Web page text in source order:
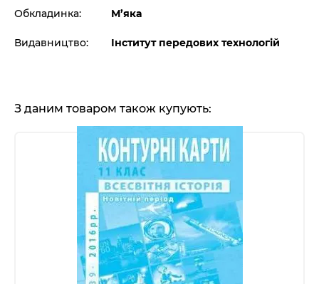
Обкладинка: М’яка
Видавництво: Інститут передових технологій
З даним товаром також купують: